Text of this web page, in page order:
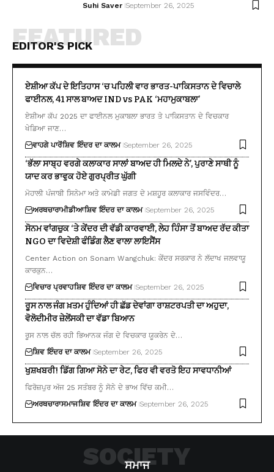
Suhi Saver September 26, 2025
EDITOR'S PICK
FEATURED
ਏਸ਼ੀਆ ਕੱਪ ਦੇ ਇਤਿਹਾਸ ‘ਚ ਪਹਿਲੀ ਵਾਰ ਭਾਰਤ-ਪਾਕਿਸਤਾਨ ਦੇ ਵਿਚਾਲੇ
ਫਾਈਨਲ, 41 ਸਾਲ ਬਾਅਦ IND vs PAK ‘ਮਹਾਮੁਕਾਬਲਾ’
ਏਸ਼ੀਆ ਕੱਪ 2025 ਦਾ ਫਾਈਨਲ ਮੁਕਾਬਲਾ ਭਾਰਤ ਤੇ ਪਾਕਿਸਤਾਨ ਦੇ ਵਿਚਕਾਰ
ਖੇਡਿਆ ਜਾਣ…
ਵਾਹਗੇ ਪਾਰੋਂਸ਼ਿਵ ਇੰਦਰ ਦਾ ਕਾਲਮ September 26, 2025
‘ਭੱਲਾ ਸਾਬ੍ਹ ਵਰਗੇ ਕਲਾਕਾਰ ਸਾਲਾਂ ਬਾਅਦ ਹੀ ਮਿਲਦੇ ਨੇ’, ਪੁਰਾਣੇ ਸਾਥੀ ਨੂੰ
ਯਾਦ ਕਰ ਭਾਵੁਕ ਹੋਏ ਗੁਰਪ੍ਰੀਤ ਘੁੱਗੀ
ਮੋਹਾਲੀ ਪੰਜਾਬੀ ਸਿਨੇਮਾ ਅਤੇ ਕਾਮੇਡੀ ਜਗਤ ਦੇ ਮਸ਼ਹੂਰ ਕਲਾਕਾਰ ਜਸਵਿੰਦਰ…
ਅਰਥਚਾਰਾਮੀਡੀਆਸ਼ਿਵ ਇੰਦਰ ਦਾ ਕਾਲਮ September 26, 2025
ਸੋਨਮ ਵਾਂਗਚੁਕ ‘ਤੇ ਕੇਂਦਰ ਦੀ ਵੱਡੀ ਕਾਰਵਾਈ, ਲੇਹ ਹਿੰਸਾ ਤੋਂ ਬਾਅਦ ਰੱਦ ਕੀਤਾ
NGO ਦਾ ਵਿਦੇਸ਼ੀ ਫੰਡਿੰਗ ਲੈਣ ਵਾਲਾ ਲਾਇਸੈਂਸ
Center Action on Sonam Wangchuk: ਕੇਂਦਰ ਸਰਕਾਰ ਨੇ ਲੱਦਾਖ ਜਲਵਾਯੂ
ਕਾਰਕੁਨ…
ਵਿਚਾਰ ਪ੍ਰਵਾਹਸ਼ਿਵ ਇੰਦਰ ਦਾ ਕਾਲਮ September 26, 2025
ਰੂਸ ਨਾਲ ਜੰਗ ਖ਼ਤਮ ਹੁੰਦਿਆਂ ਹੀ ਛੱਡ ਦੇਵਾਂਗਾ ਰਾਸ਼ਟਰਪਤੀ ਦਾ ਅਹੁਦਾ,
ਵੋਲੋਦੀਮੀਰ ਜ਼ੇਲੇਂਸਕੀ ਦਾ ਵੱਡਾ ਬਿਆਨ
ਰੂਸ ਨਾਲ ਚੱਲ ਰਹੀ ਭਿਆਨਕ ਜੰਗ ਦੇ ਵਿਚਕਾਰ ਯੂਕਰੇਨ ਦੇ…
ਸ਼ਿਵ ਇੰਦਰ ਦਾ ਕਾਲਮ September 26, 2025
ਖੁਸ਼ਖਬਰੀ! ਡਿੱਗ ਗਿਆ ਸੋਨੇ ਦਾ ਰੇਟ, ਫਿਰ ਵੀ ਵਰਤੋ ਇਹ ਸਾਵਧਾਨੀਆਂ
ਫਿਰੋਜ਼ਪੁਰ ਅੱਜ 25 ਸਤੰਬਰ ਨੂੰ ਸੋਨੇ ਦੇ ਭਾਅ ਵਿੱਚ ਕਮੀ…
ਅਰਥਚਾਰਾਸਮਾਜਸ਼ਿਵ ਇੰਦਰ ਦਾ ਕਾਲਮ September 26, 2025
ਸਮਾਜ
SOCIETY